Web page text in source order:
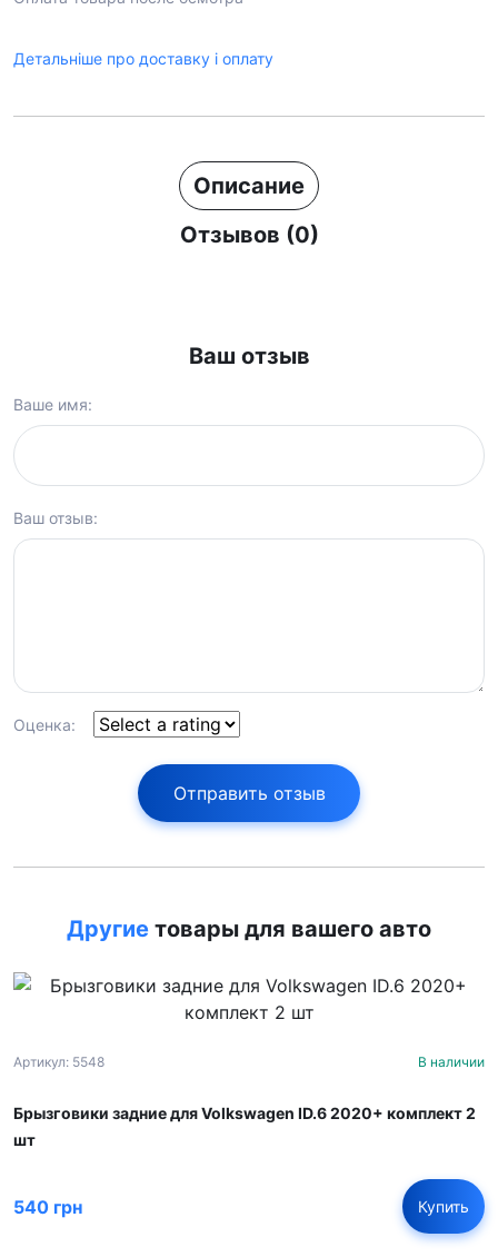
Детальніше про доставку і оплату
Описание
Отзывов (0)
Ваш отзыв
Ваше имя:
Ваш отзыв:
Оценка:
Отправить отзыв
Другие товары для вашего авто
Артикул: 5548 В наличии
Брызговики задние для Volkswagen ID.6 2020+ комплект 2
шт
540 грн Купить